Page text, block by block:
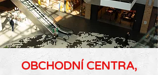
OBCHODNÍ CENTRA,